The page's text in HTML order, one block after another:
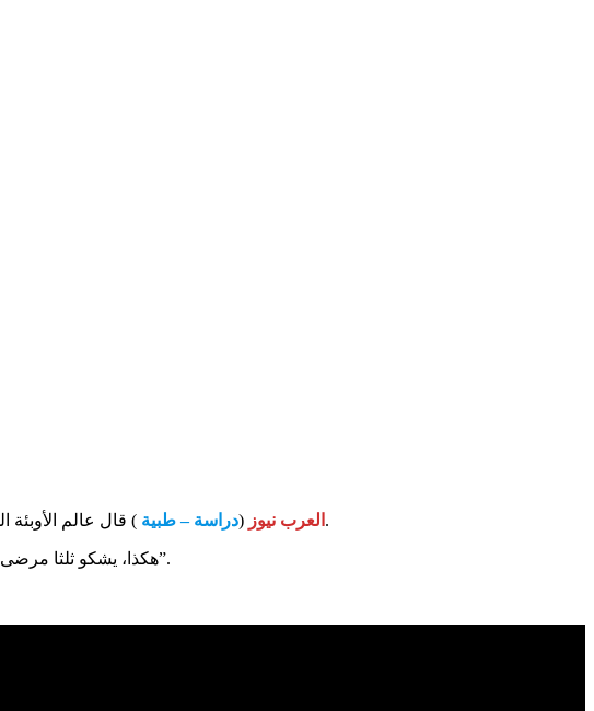
العرب نيوز (دراسة – طبية ) قال عالم الأوبئة الجينية في كلية كينجز لندن، تيموتي سبيكتر، إن الصداع أصبح أكثر أعراض الإصابة بالسلالات الجديدة من فيروس كورونا شيوعًا.
هكذا، يشكو ثلثا مرضى كوفيد-19 من الصداع، وأوضح لـ”تلغراف”: “عادة ما يتم الشعور به على جانبي الرأس، ويمكن أن يكون نابضًا أو حادًا أو ضاغطًا”.